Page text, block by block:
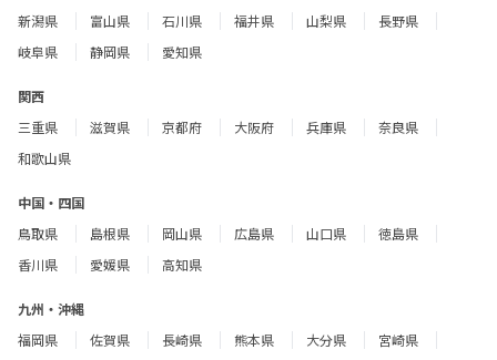
新潟県
富山県 石川県 福井県 山梨県
長野県
岐阜県
静岡県 愛知県
関西
三重県
滋賀県 京都府 大阪府 兵庫県
奈良県
和歌山県
中国・四国
鳥取県
島根県 岡山県 広島県 山口県
徳島県
香川県
愛媛県 高知県
九州・沖縄
福岡県
佐賀県 長崎県 熊本県 大分県
宮崎県